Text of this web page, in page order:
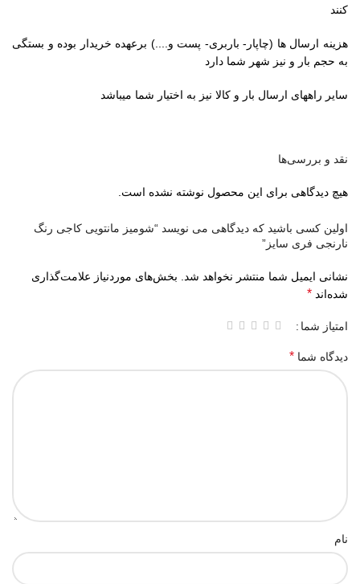
کنند
هزینه ارسال ها (چاپار- باربری- پست و....) برعهده خریدار بوده و بستگی
به حجم بار و نیز شهر شما دارد
سایر راههای ارسال بار و کالا نیز به اختیار شما میباشد
نقد و بررسی‌ها
هیچ دیدگاهی برای این محصول نوشته نشده است.
اولین کسی باشید که دیدگاهی می نویسد “شومیز مانتویی کاجی رنگ
نارنجی فری سایز”
نشانی ایمیل شما منتشر نخواهد شد. بخش‌های موردنیاز علامت‌گذاری
شده‌اند *
امتیاز شما
دیدگاه شما *
نام